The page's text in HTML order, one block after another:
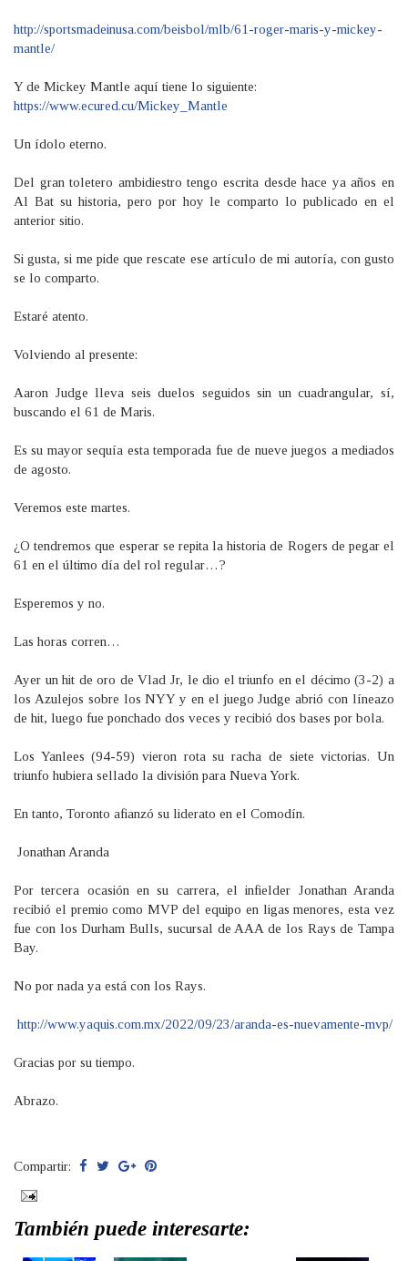
http://sportsmadeinusa.com/beisbol/mlb/61-roger-maris-y-mickey-
mantle/
Y de Mickey Mantle aquí tiene lo siguiente:
https://www.ecured.cu/Mickey_Mantle
Un ídolo eterno.
Del gran toletero ambidiestro tengo escrita desde hace ya años en
Al Bat su historia, pero por hoy le comparto lo publicado en el
anterior sitio.
Si gusta, si me pide que rescate ese artículo de mi autoría, con gusto
se lo comparto.
Estaré atento.
Volviendo al presente:
Aaron Judge lleva seis duelos seguidos sin un cuadrangular, sí,
buscando el 61 de Maris.
Es su mayor sequía esta temporada fue de nueve juegos a mediados
de agosto.
Veremos este martes.
¿O tendremos que esperar se repita la historia de Rogers de pegar el
61 en el último día del rol regular…?
Esperemos y no.
Las horas corren…
Ayer un hit de oro de Vlad Jr, le dio el triunfo en el décimo (3-2) a
los Azulejos sobre los NYY y en el juego Judge abrió con líneazo
de hit, luego fue ponchado dos veces y recibió dos bases por bola.
Los Yanlees (94-59) vieron rota su racha de siete victorias. Un
triunfo hubiera sellado la división para Nueva York.
En tanto, Toronto afianzó su liderato en el Comodín.
Jonathan Aranda
Por tercera ocasión en su carrera, el infielder Jonathan Aranda
recibió el premio como MVP del equipo en ligas menores, esta vez
fue con los Durham Bulls, sucursal de AAA de los Rays de Tampa
Bay.
No por nada ya está con los Rays.
http://www.yaquis.com.mx/2022/09/23/aranda-es-nuevamente-mvp/
Gracias por su tiempo.
Abrazo.
Compartir:
También puede interesarte: